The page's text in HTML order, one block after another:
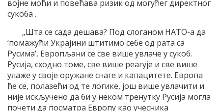
војне моћи и повећава ризик од могућег директног
сукоба .
„Шта се сада дешава? Под слоганом НАТО-а да
‘помажући Украјини штитимо себе од рата са
Русима’, Европљани се све више увлаче у сукоб.
Русија, сходно томе, све више реагује и све више
улаже у своје оружане снаге и капацитете. Европа
ће се, полазећи од те логике, још више увлачити и
није искључено да би у неком тренутку Русија могла
почети да посматра Европу као учесника